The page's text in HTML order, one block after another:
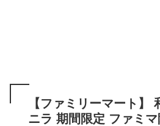
【ファミリーマート】
ニラ 期間限定 ファミ